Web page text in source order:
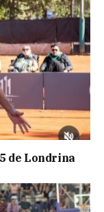
de Londrina